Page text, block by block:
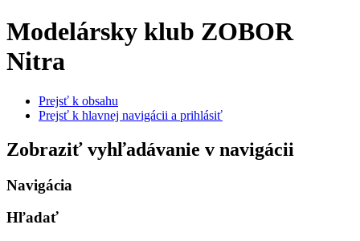
Modelársky klub ZOBOR
Nitra
Prejsť k obsahu
Prejsť k hlavnej navigácii a prihlásiť
Zobraziť vyhľadávanie v navigácii
Navigácia
Hľadať